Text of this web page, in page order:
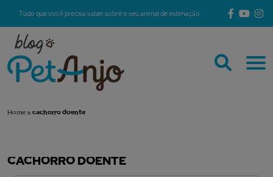
Tudo que você precisa saber sobre o seu animal de estimação
Home » cachorro doente
CACHORRO DOENTE